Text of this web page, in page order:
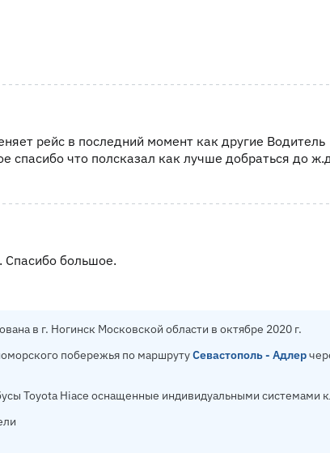
рейс в последний момент как другие Водитель
что полсказал как лучше добраться до
Спасибо большое.
в г. Ногинск Московской области в октябре 2020 г.
побережья по маршрутуСевастополь - Адлер
Toyota Hiace оснащенные индивидуальными